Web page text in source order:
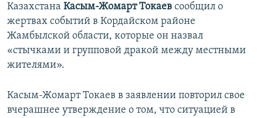
Казахстана Касым-Жомарт Токаев сообщил о
жертвах событий в Кордайском районе
Жамбылской области, которые он назвал
«стычками и групповой дракой между местными
жителями».
Касым-Жомарт Токаев в заявлении повторил свое
вчерашнее утверждение о том, что ситуацией в